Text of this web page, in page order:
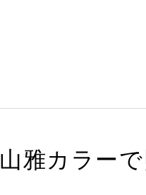
山雅カラー